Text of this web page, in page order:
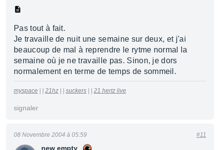
Pas tout à fait.
Je travaille de nuit une semaine sur deux, et j'ai
beaucoup de mal à reprendre le rytme normal la
semaine où je ne travaille pas. Sinon, je dors
normalement en terme de temps de sommeil.
myspace 21hz suckers 21 hertz live
signaler
new empty
08 Novembre 2004 à 05:59 #11